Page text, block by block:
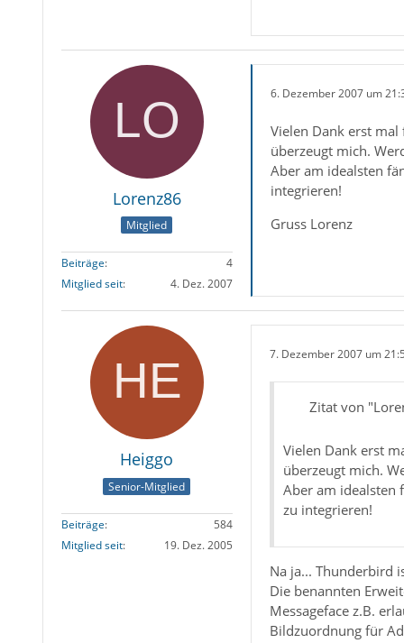
Lorenz86
Mitglied
Beiträge
4
Mitglied seit
4. Dez. 2007
6. Dezember 2007 um
Vielen Dank erst
überzeugt mich.
Aber am idealsten
integrieren!
Gruss Lorenz
Heiggo
Senior-Mitglied
Beiträge
584
Mitglied seit
19. Dez. 2005
7. Dezember 2007 um
Zitat von
Vielen Dank erst
überzeugt mich.
Aber am idealsten
zu integrieren!
Na ja... Thunderbird
Die benannten
Messageface z.B.
Bildzuordnung für